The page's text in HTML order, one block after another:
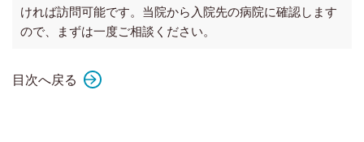
ければ訪問可能です。当院から入院先の病院に確認します
ので、まずは一度ご相談ください。
目次へ戻る